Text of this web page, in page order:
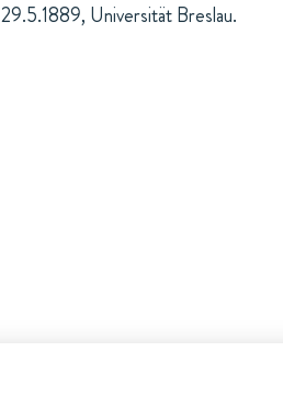
Universität Breslau.